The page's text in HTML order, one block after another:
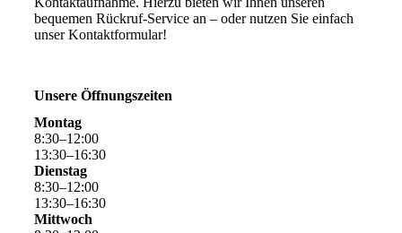
bequemen Rückruf-Service an – oder nutzen Sie einfach
unser Kontaktformular!
Unsere Öffnungszeiten
Montag
8:30–12:00
13:30–16:30
Dienstag
8:30–12:00
13:30–16:30
Mittwoch